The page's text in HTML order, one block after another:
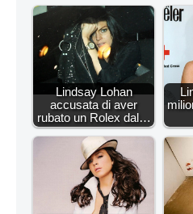
Lindsay Lohan
accusata di aver
rubato un Rolex dal…